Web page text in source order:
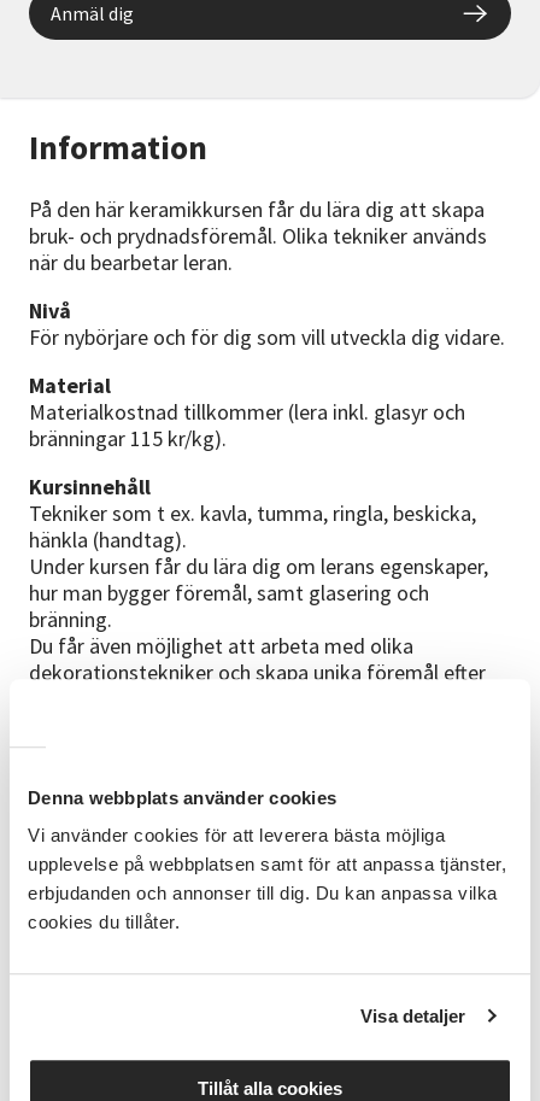
Denna webbplats använder cookies
Vi använder cookies för att leverera bästa möjliga
upplevelse på webbplatsen samt för att anpassa tjänster,
erbjudanden och annonser till dig. Du kan anpassa vilka
cookies du tillåter.
Visa detaljer
Tillåt alla cookies
Information
På den här keramikkursen får du lära dig att skapa
bruk- och prydnadsföremål. Olika tekniker används
när du bearbetar leran.
Nivå
För nybörjare och för dig som vill utveckla dig vidare.
Material
Materialkostnad tillkommer (lera inkl. glasyr och
bränningar 115 kr/kg).
Kursinnehåll
Tekniker som t ex. kavla, tumma, ringla, beskicka,
hänkla (handtag).
Under kursen får du lära dig om lerans egenskaper,
hur man bygger föremål, samt glasering och
bränning.
Du får även möjlighet att arbeta med olika
dekorationstekniker och skapa unika föremål efter
Kurstillfällen
December: 9.
Uppehåll 1 v. pga att leran ska torka och skröjbrännas
innan glasering.
LokalenAlvikstorpetär belägen ca 5 min
gångpromenad från Alviks tunnelbanestation.
Sista anmälningsdag
Anmäl dig